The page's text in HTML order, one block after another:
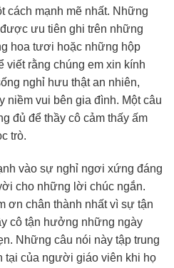
cách mạnh mẽ nhất. Những
ưu tiên ghi trên những
hoa tươi hoặc những hộp
viết rằng chúng em xin kính
nghỉ hưu thật an nhiên,
niềm vui bên gia đình. Một câu
đủ để thầy cô cảm thấy ấm
trò.
vào sự nghỉ ngơi xứng đáng
cho những lời chúc ngắn.
ơn chân thành nhất vì sự tận
cô tận hưởng những ngày
Những câu nói này tập trung
tại của người giáo viên khi họ